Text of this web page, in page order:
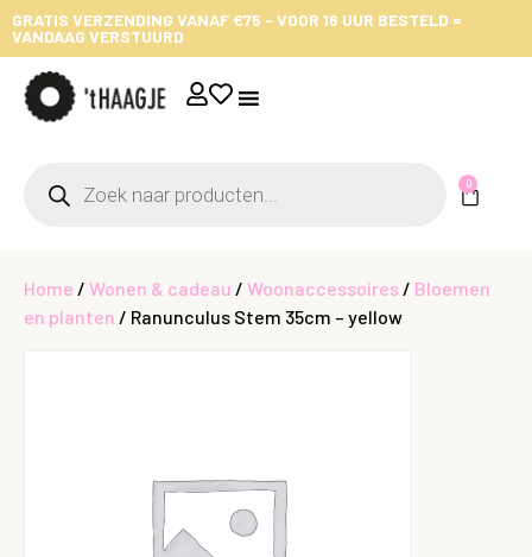
GRATIS VERZENDING VANAF €75 - VOOR 16 UUR BESTELD =
VANDAAG VERSTUURD
0
Home / Wonen & cadeau / Woonaccessoires / Bloemen
en planten / Ranunculus Stem 35cm – yellow